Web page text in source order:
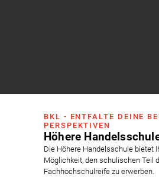
BKL - ENTFALTE DEINE
PERSPEKTIVEN
Höhere
Die Höhere Handelsschule bietet
Möglichkeit, den schulischen Teil
Fachhochschulreife zu erwerben.